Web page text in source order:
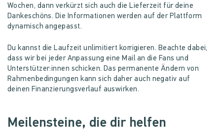
Wochen, dann verkürzt sich auch die Lieferzeit für deine
Dankeschöns. Die Informationen werden auf der Plattform
dynamisch angepasst.
Du kannst die Laufzeit unlimitiert korrigieren. Beachte dabei,
dass wir bei jeder Anpassung eine Mail an die Fans und
Unterstützer:innen schicken. Das permanente Ändern von
Rahmenbedingungen kann sich daher auch negativ auf
deinen Finanzierungsverlauf auswirken.
Meilensteine, die dir helfen